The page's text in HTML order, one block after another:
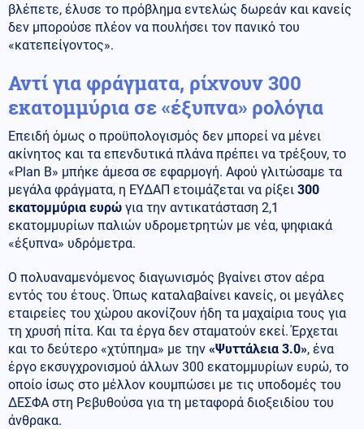
βλέπετε, έλυσε το πρόβλημα εντελώς δωρεάν και κανείς
δεν μπορούσε πλέον να πουλήσει τον πανικό του
«κατεπείγοντος».
Αντί για φράγματα, ρίχνουν 300
εκατομμύρια σε «έξυπνα» ρολόγια
Επειδή όμως ο προϋπολογισμός δεν μπορεί να μένει
ακίνητος και τα επενδυτικά πλάνα πρέπει να τρέξουν, το
«Plan B» μπήκε άμεσα σε εφαρμογή. Αφού γλιτώσαμε τα
μεγάλα φράγματα, η ΕΥΔΑΠ ετοιμάζεται να ρίξει 300
εκατομμύρια ευρώ για την αντικατάσταση 2,1
εκατομμυρίων παλιών υδρομετρητών με νέα, ψηφιακά
«έξυπνα» υδρόμετρα.
Ο πολυαναμενόμενος διαγωνισμός βγαίνει στον αέρα
εντός του έτους. Όπως καταλαβαίνει κανείς, οι μεγάλες
εταιρείες του χώρου ακονίζουν ήδη τα μαχαίρια τους για
τη χρυσή πίτα. Και τα έργα δεν σταματούν εκεί. Έρχεται
και το δεύτερο «χτύπημα» με την «Ψυττάλεια 3.0», ένα
έργο εκσυγχρονισμού άλλων 300 εκατομμυρίων ευρώ, το
οποίο ίσως στο μέλλον κουμπώσει με τις υποδομές του
ΔΕΣΦΑ στη Ρεβυθούσα για τη μεταφορά διοξειδίου του
άνθρακα.